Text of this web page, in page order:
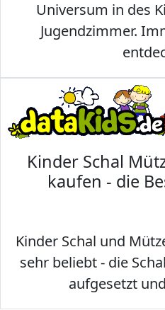
Universum in des
Jugendzimmer.
Kinder Schal
kaufen - die
Kinder Schal und
sehr beliebt - die
aufgesetzt